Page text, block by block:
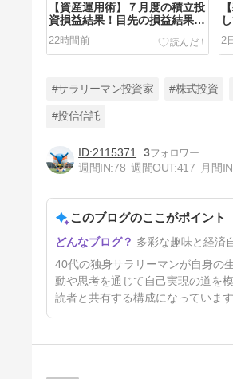
【資産運用術】７月度の積立投
資損益結果！目先の損益結果よ
り、長期運用を継続してことが
大切！
22時間前 2
【雑記】８月スタート！最終出
社予定日まで残り３ヶ月のサラ
#サラリーマン投資家 #株式投資
#投信信託
2115371
3
週間IN:78 週間OUT:417 月間
このブログのここがポイント
多彩な趣味と経済
40代の独身サラリーマンが自身の
動や思考を通じて自己実現の道を
読者と共有する構成になっていま